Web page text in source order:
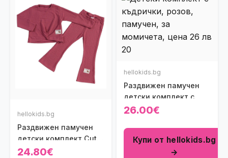
hellokids.bg
Раздвижен памучен
детски комплект Cute
в цвят вишна
24.80€
hellokids.bg
Раздвижен памучен
детски комплект с
къдрички Cute Girl в
26.00€
Купи от hellokids.bg
→